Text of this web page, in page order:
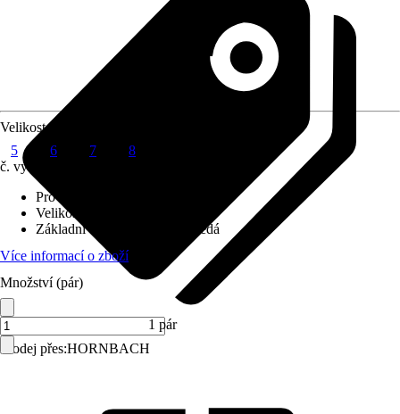
Prodej přes:HORNBACH
Velikost
5
6 7
8
č. výrobku
Provedení
Velikost
Základní barva
Červená, Hnědá
Více informací o zboží
Množství (pár)
1 pár